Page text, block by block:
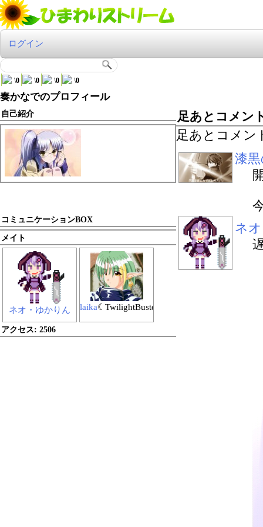
ログイン
\0 \0 \0 \0
奏かなでのプロフィール
自己紹介
コミュニケーションBOX
メイト
ネオ・ゆかりん laika☾TwilightBuster
アクセス: 2506
足あとコメン
足あとコメン
漆
ネ